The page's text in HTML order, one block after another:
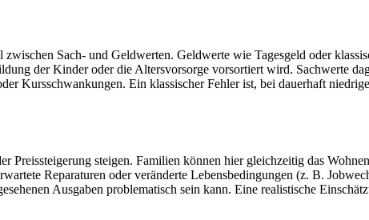
Sach- und Geldwerten. Geldwerte wie Tagesgeld oder
der Kinder oder die Altersvorsorge vorsortiert wird. Sachwerte
Kursschwankungen. Ein klassischer Fehler ist, bei dauerhaft
steigen. Familien können hier gleichzeitig das
Reparaturen oder veränderte Lebensbedingungen (z. B.
Ausgaben problematisch sein kann. Eine realistische